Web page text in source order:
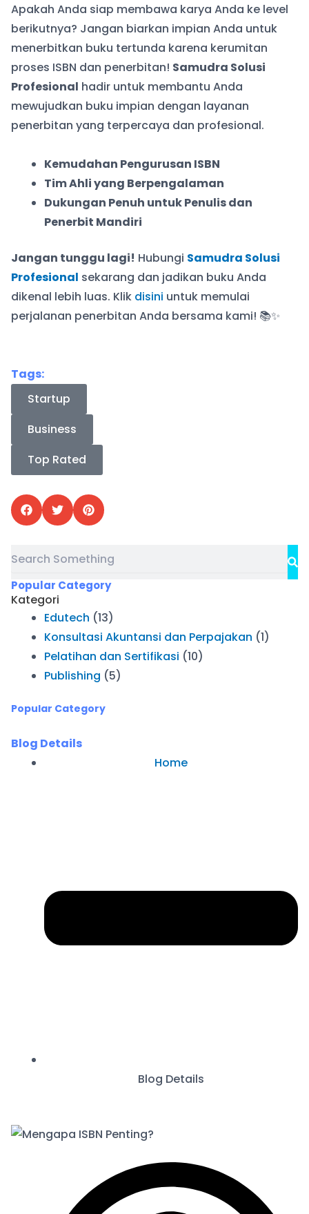
Apakah Anda siap membawa karya Anda ke level
berikutnya? Jangan biarkan impian Anda untuk
menerbitkan buku tertunda karena kerumitan
proses ISBN dan penerbitan! Samudra Solusi
Profesional hadir untuk membantu Anda
mewujudkan buku impian dengan layanan
penerbitan yang terpercaya dan profesional.
Kemudahan Pengurusan ISBN
Tim Ahli yang Berpengalaman
Dukungan Penuh untuk Penulis dan
Penerbit Mandiri
Jangan tunggu lagi! Hubungi Samudra Solusi
Profesional sekarang dan jadikan buku Anda
dikenal lebih luas. Klik disini untuk memulai
perjalanan penerbitan Anda bersama kami! 📚✨
Tags:
Startup
Business
Top Rated
Search
Popular Category
Kategori
Edutech (13)
Konsultasi Akuntansi dan Perpajakan (1)
Pelatihan dan Sertifikasi (10)
Publishing (5)
Popular Category
Blog Details
Home
Blog Details